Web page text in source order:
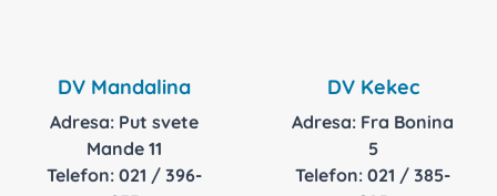
DV Mandalina
Adresa: Put svete
Mande 11
Telefon: 021 / 396-
DV Kekec
Adresa: Fra Bonina
5
Telefon: 021 / 385-